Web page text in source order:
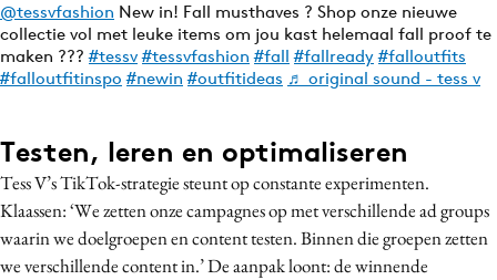
@tessvfashion New in! Fall musthaves ? Shop onze nieuwe
collectie vol met leuke items om jou kast helemaal fall proof te
maken ???#tessv #tessvfashion #fall #fallready #falloutfits
#falloutfitinspo #newin #outfitideas ♬ original sound - tess v
Testen, leren en optimaliseren
Tess V’s TikTok-strategie steunt op constante experimenten.
Klaassen: ‘We zetten onze campagnes op met verschillende ad groups
waarin we doelgroepen en content testen. Binnen die groepen zetten
we verschillende content in.’ De aanpak loont: de winnende